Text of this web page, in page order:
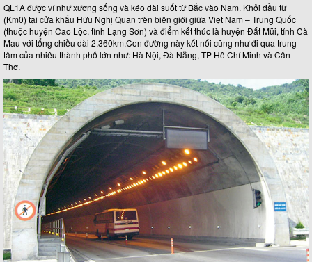
QL1A được ví như xương sống và kéo dài suốt từ Bắc vào Nam. Khởi đầu từ
(Km0) tại cửa khẩu Hữu Nghị Quan trên biên giới giữa Việt Nam – Trung Quốc
(thuộc huyện Cao Lộc, tỉnh Lạng Sơn) và điểm kết thúc là huyện Đất Mũi, tỉnh Cà
Mau với tổng chiều dài 2.360km.Con đường này kết nối cũng như đi qua trung
tâm của nhiều thành phố lớn như: Hà Nội, Đà Nẵng, TP Hồ Chí Minh và Cần
Thơ.